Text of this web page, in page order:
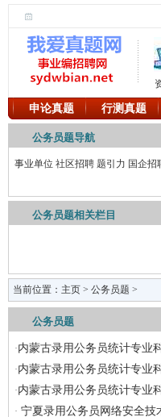
申论真题 行测真题
公务员题导航
事业单位 社区招聘 题引力 国企招
公务员题相关栏目
当前位置： 主页 > 公务员题 >
公务员题
·内蒙古录用公务员统计专业
·内蒙古录用公务员统计专业
·内蒙古录用公务员统计专业
· 宁夏录用公务员网络安全技